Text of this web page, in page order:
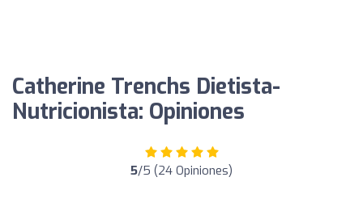
Catherine Trenchs Dietista-
Nutricionista: Opiniones
5/5 (24 Opiniones)